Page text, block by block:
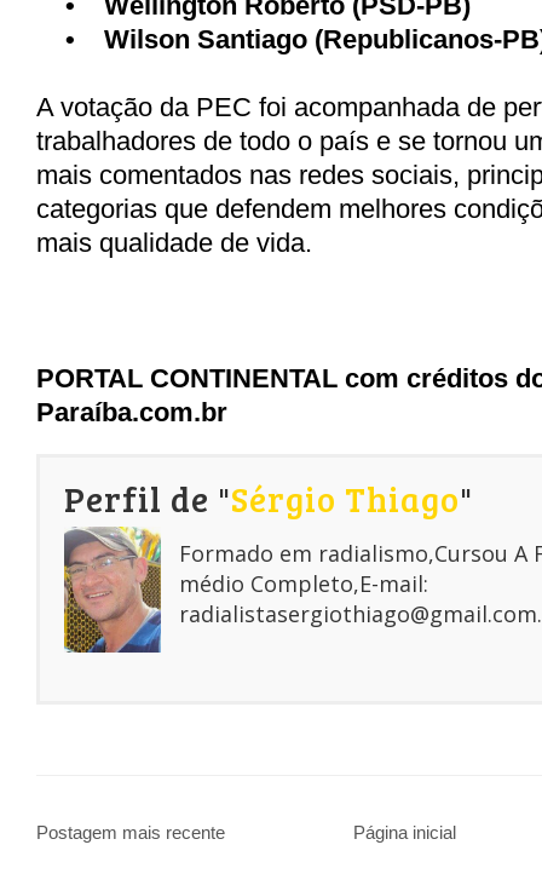
•
Wilson Santiago (Republicanos-
A votação da PEC foi acompanhada de
trabalhadores de todo o país e se tornou
mais comentados nas redes sociais,
categorias que defendem melhores
mais qualidade de vida.
PORTAL CONTINENTAL com créditos
Paraíba.com.br
Perfil de "Sérgio Thiago"
Formado em radialismo,Cursou A
médio Completo,E-mail:
radialistasergiothiago@gmail.com.
Postagem mais recente Página inicial